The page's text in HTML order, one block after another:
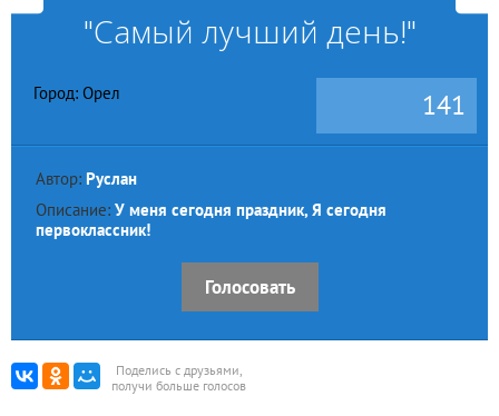
"Самый лучший день!"
Город: Орел 141
Автор: Руслан
Описание: У меня сегодня праздник, Я сегодня
первоклассник!
Голосовать
Поделись с друзьями,
получи больше голосов